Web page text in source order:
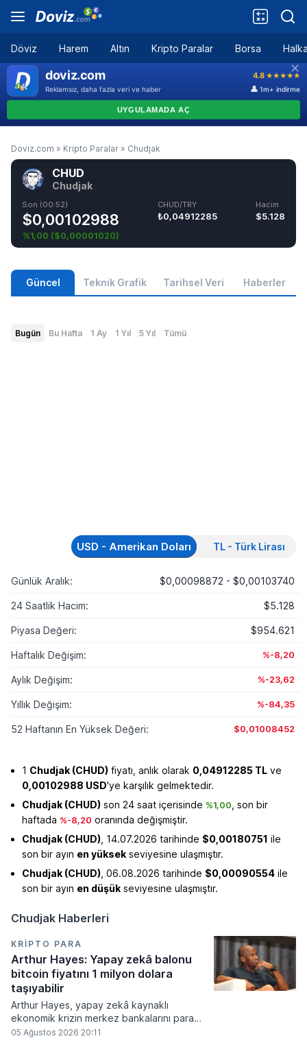
Döviz Harem Altın Kripto Paralar Borsa
Doviz.com » Kripto Paralar » Chudjak
CHUD
Chudjak
Son (00:52)
$0,00102988
%1,00 ($0,00001020)
CHUD/TRY
₺0,04912285
Hacim
$5.128
Güncel Teknik Grafik Tarihsel Veri Haberler
Bugün Bu Hafta 1 Ay 1 Yıl 5 Yıl Tümü
USD - Amerikan Doları TL - Türk Lirası
Günlük Aralık: $0,00098872 - $0,00103740
24 Saatlik Hacim: $5.128
Piyasa Değeri: $954.621
Haftalık Değişim: %-8,20
Aylık Değişim: %-23,62
Yıllık Değişim: %-84,35
52 Haftanın En Yüksek Değeri: $0,01008452
1 Chudjak (CHUD) fiyatı, anlık olarak 0,04912285 TL ve
0,00102988 USD'ye karşılık gelmektedir.
Chudjak (CHUD) son 24 saat içerisinde %1,00 , son bir
haftada %-8,20 oranında değişmiştir.
Chudjak (CHUD) , 14.07.2026 tarihinde $0,00180751 ile
son bir ayın en yüksek seviyesine ulaşmıştır.
Chudjak (CHUD) , 06.08.2026 tarihinde $0,00090554 ile
son bir ayın en düşük seviyesine ulaşmıştır.
Chudjak Haberleri
KRIPTO PARA
Arthur Hayes: Yapay zekâ balonu
bitcoin fiyatını 1 milyon dolara
taşıyabilir
Arthur Hayes, yapay zekâ kaynaklı
ekonomik krizin merkez bankalarını para
basmaya zorlayacağını ve bu durumun
05 Ağustos 2026 20:11